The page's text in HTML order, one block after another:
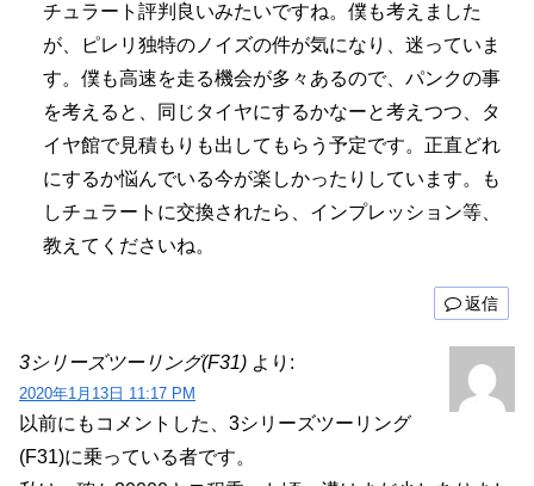
チュラート評判良いみたいですね。僕も考えました
が、ピレリ独特のノイズの件が気になり、迷っていま
す。僕も高速を走る機会が多々あるので、パンクの事
を考えると、同じタイヤにするかなーと考えつつ、タ
イヤ館で見積もりも出してもらう予定です。正直どれ
にするか悩んでいる今が楽しかったりしています。も
しチュラートに交換されたら、インプレッション等、
教えてくださいね。
返信
3シリーズツーリング(F31) より:
2020年1月13日 11:17 PM
以前にもコメントした、3シリーズツーリング
(F31)に乗っている者です。